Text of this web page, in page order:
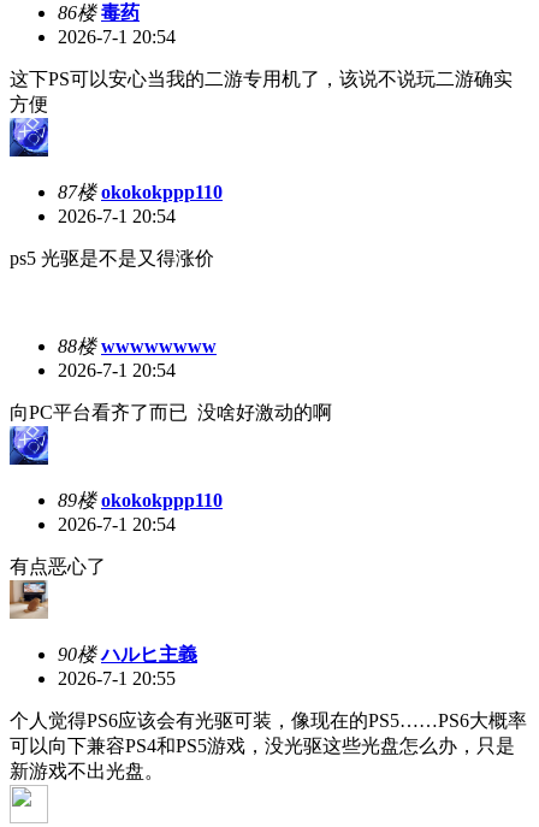
86楼 毒药
2026-7-1 20:54
这下PS可以安心当我的二游专用机了，该说不说玩二游确实
方便
87楼 okokokppp110
2026-7-1 20:54
ps5 光驱是不是又得涨价
88楼 wwwwwwww
2026-7-1 20:54
向PC平台看齐了而已 没啥好激动的啊
89楼 okokokppp110
2026-7-1 20:54
有点恶心了
90楼 ハルヒ主義
2026-7-1 20:55
个人觉得PS6应该会有光驱可装，像现在的PS5……PS6大概率
可以向下兼容PS4和PS5游戏，没光驱这些光盘怎么办，只是
新游戏不出光盘。